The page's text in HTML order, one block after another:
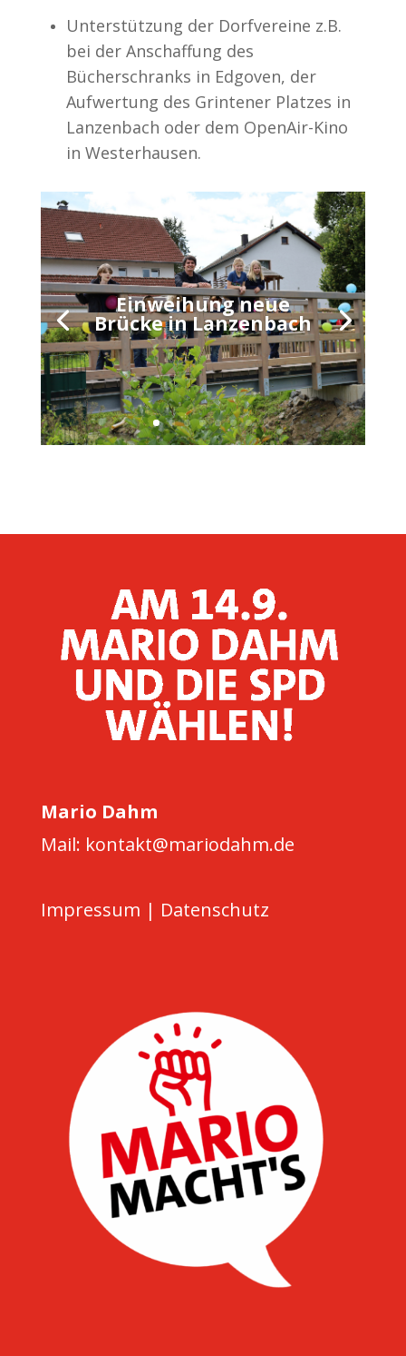
Unterstützung der Dorfvereine z.B.
bei der Anschaffung des
Bücherschranks in Edgoven, der
Aufwertung des Grintener Platzes in
Lanzenbach oder dem OpenAir-Kino
in Westerhausen.
Einweihung neue
Brücke in Lanzenbach
Mario Dahm
Mail: kontakt@mariodahm.de
Impressum | Datenschutz